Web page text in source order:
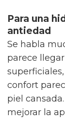
Para una
antiedad
Se habla
parece
confort
piel
mejorar la